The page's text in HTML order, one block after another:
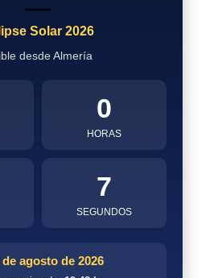
Solar 2026
desde Almería
0
HORAS
6
SEGUNDOS
de agosto de 2026